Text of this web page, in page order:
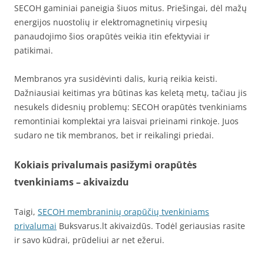
SECOH gaminiai paneigia šiuos mitus. Priešingai, dėl mažų
energijos nuostolių ir elektromagnetinių virpesių
panaudojimo šios orapūtės veikia itin efektyviai ir
patikimai.
Membranos yra susidėvinti dalis, kurią reikia keisti.
Dažniausiai keitimas yra būtinas kas keletą metų, tačiau jis
nesukels didesnių problemų: SECOH orapūtės tvenkiniams
remontiniai komplektai yra laisvai prieinami rinkoje. Juos
sudaro ne tik membranos, bet ir reikalingi priedai.
Kokiais privalumais pasižymi orapūtės
tvenkiniams – akivaizdu
Taigi, SECOH membraninių orapūčių tvenkiniams
privalumai Buksvarus.lt akivaizdūs. Todėl geriausias rasite
ir savo kūdrai, prūdeliui ar net ežerui.